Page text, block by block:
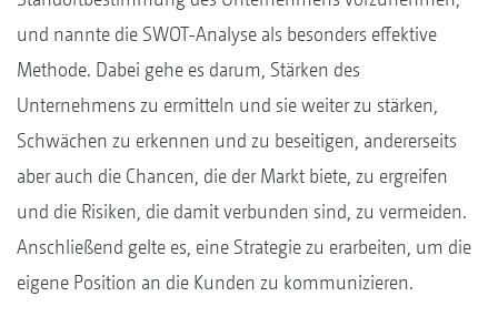
und nannte die SWOT-Analyse als besonders effektive
Methode. Dabei gehe es darum, Stärken des
Unternehmens zu ermitteln und sie weiter zu stärken,
Schwächen zu erkennen und zu beseitigen, andererseits
aber auch die Chancen, die der Markt biete, zu ergreifen
und die Risiken, die damit verbunden sind, zu vermeiden.
Anschließend gelte es, eine Strategie zu erarbeiten, um die
eigene Position an die Kunden zu kommunizieren.